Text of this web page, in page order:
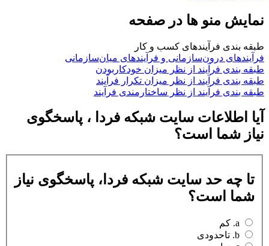
نمایش منو ها در صفحه
طبقه بندی فرآیندهای كسب و كار
فرآیندهای درون‌سازمانی و فرآیندهای میان‌سازمانی
طبقه بندی فرآیند از نظر میزان خودکاربودن
طبقه بندی فرآیند از نظر میزان تکرار فرآیند
طبقه بندی فرآیند از نظر ساختارمندی فرآیند
آیا اطلاعات سایت شبکه فردا ، پاسخگوی
نیاز شما است؟
تا چه حد سایت شبکه فردا، پاسخگوی نیاز
شما است؟